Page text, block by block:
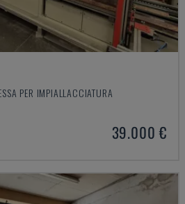
PER IMPIALLACCIATURA
39.000 €